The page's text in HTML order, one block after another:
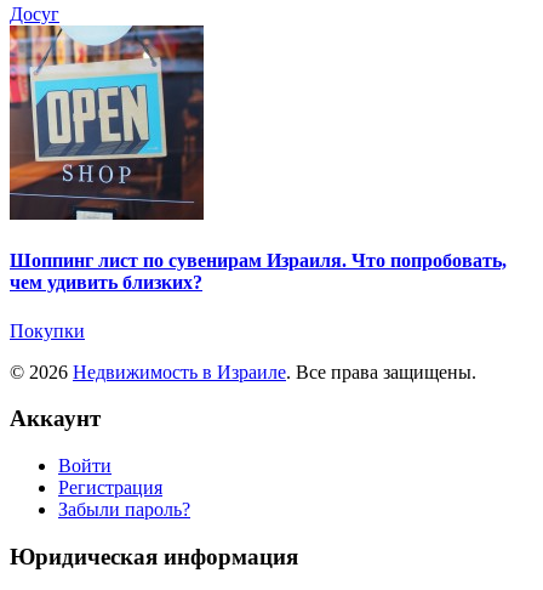
Досуг
Шоппинг лист по сувенирам Израиля. Что попробовать,
чем удивить близких?
Покупки
© 2026 Недвижимость в Израиле. Все права защищены.
Аккаунт
Войти
Регистрация
Забыли пароль?
Юридическая информация